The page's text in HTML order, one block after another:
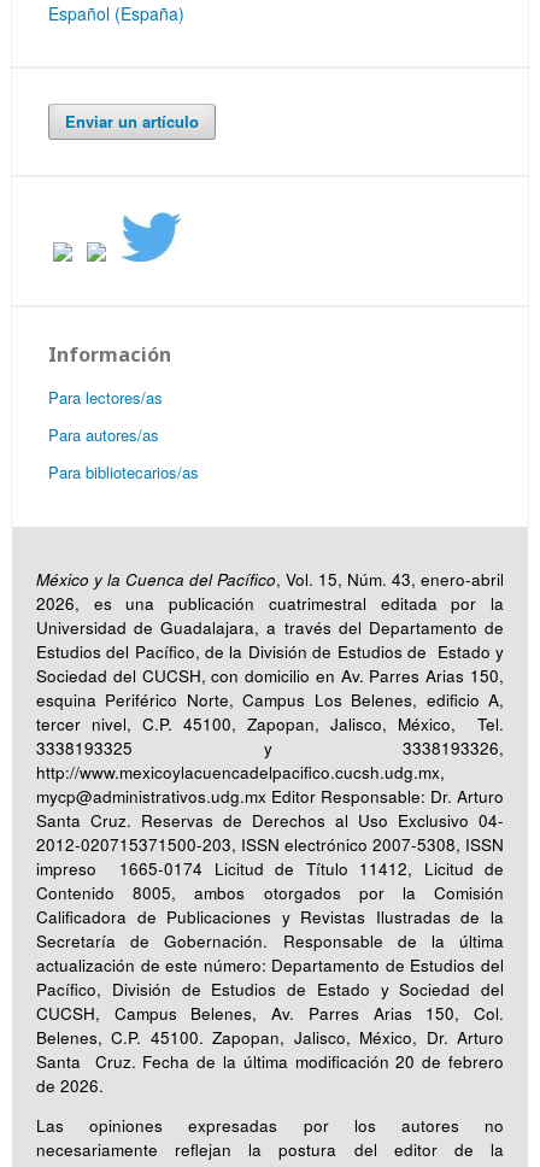
Español (España)
Enviar un artículo
Información
Para lectores/as
Para autores/as
Para bibliotecarios/as
México y la Cuenca del Pacífico, Vol. 15, Núm. 43, enero-abril
2026, es una publicación cuatrimestral editada por la
Universidad de Guadalajara, a través del Departamento de
Estudios del Pacífico, de la División de Estudios de Estado y
Sociedad del CUCSH, con domicilio en Av. Parres Arias 150,
esquina Periférico Norte, Campus Los Belenes, edificio A,
tercer nivel, C.P. 45100, Zapopan, Jalisco, México, Tel.
3338193325 y 3338193326,
http://www.mexicoylacuencadelpacifico.cucsh.udg.mx,
mycp@administrativos.udg.mx Editor Responsable: Dr. Arturo
Santa Cruz. Reservas de Derechos al Uso Exclusivo 04-
2012-020715371500-203, ISSN electrónico 2007-5308, ISSN
impreso 1665-0174 Licitud de Título 11412, Licitud de
Contenido 8005, ambos otorgados por la Comisión
Calificadora de Publicaciones y Revistas Ilustradas de la
Secretaría de Gobernación. Responsable de la última
actualización de este número: Departamento de Estudios del
Pacífico, División de Estudios de Estado y Sociedad del
CUCSH, Campus Belenes, Av. Parres Arias 150, Col.
Belenes, C.P. 45100. Zapopan, Jalisco, México, Dr. Arturo
Santa Cruz. Fecha de la última modificación 20 de febrero
de 2026.
Las opiniones expresadas por los autores no
necesariamente reflejan la postura del editor de la